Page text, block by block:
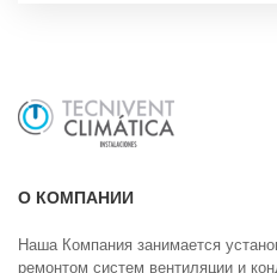
О КОМПАНИИ
Наша Компания занимается
ремонтом систем вентиляции и